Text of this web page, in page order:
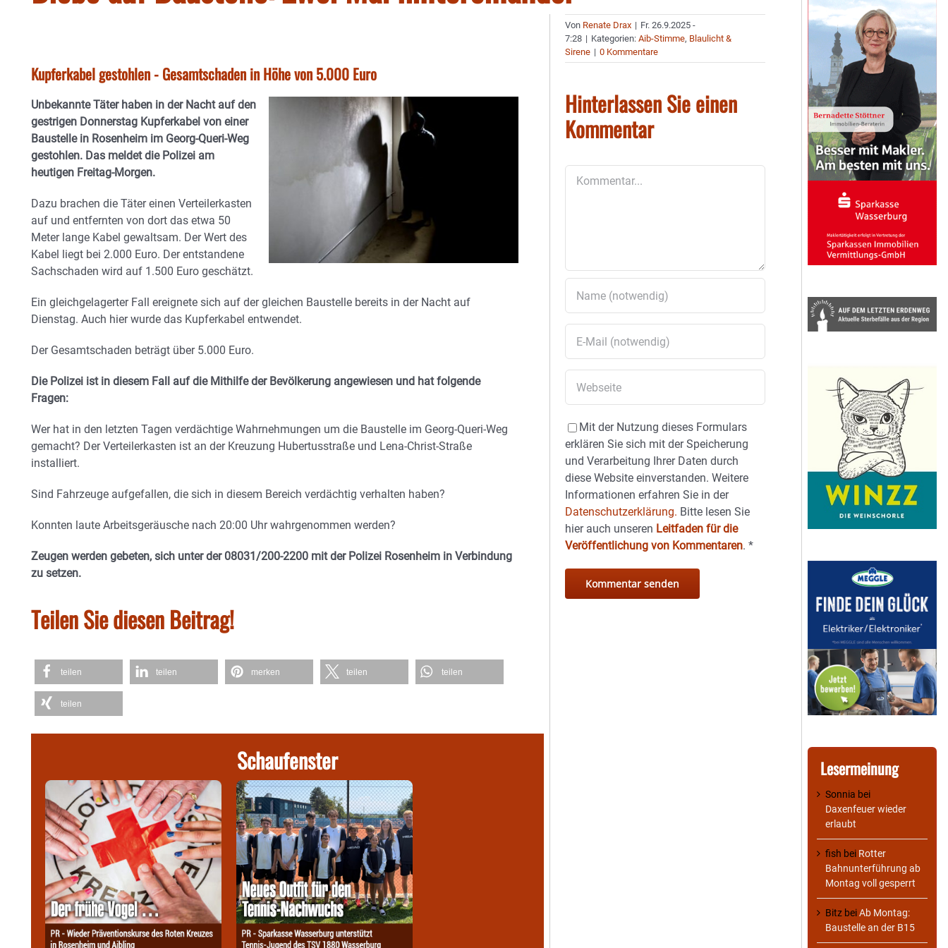
Kupferkabel gestohlen - Gesamtschaden in Höhe von 5.000 Euro
Unbekannte Täter haben in der Nacht auf den
gestrigen Donnerstag Kupferkabel von einer
Baustelle in Rosenheim im Georg-Queri-Weg
gestohlen. Das meldet die Polizei am
heutigen Freitag-Morgen.
Dazu brachen die Täter einen Verteilerkasten
auf und entfernten von dort das etwa 50
Meter lange Kabel gewaltsam. Der Wert des
Kabel liegt bei 2.000 Euro. Der entstandene
Sachschaden wird auf 1.500 Euro geschätzt.
Ein gleichgelagerter Fall ereignete sich auf der gleichen Baustelle bereits in der Nacht auf
Dienstag. Auch hier wurde das Kupferkabel entwendet.
Der Gesamtschaden beträgt über 5.000 Euro.
Die Polizei ist in diesem Fall auf die Mithilfe der Bevölkerung angewiesen und hat folgende
Fragen:
Wer hat in den letzten Tagen verdächtige Wahrnehmungen um die Baustelle im Georg-Queri-Weg
gemacht? Der Verteilerkasten ist an der Kreuzung Hubertusstraße und Lena-Christ-Straße
installiert.
Sind Fahrzeuge aufgefallen, die sich in diesem Bereich verdächtig verhalten haben?
Konnten laute Arbeitsgeräusche nach 20:00 Uhr wahrgenommen werden?
Zeugen werden gebeten, sich unter der 08031/200-2200 mit der Polizei Rosenheim in Verbindung
zu setzen.
Teilen Sie diesen Beitrag!
teilen teilen merken teilen teilen
teilen
Schaufenster
Von Renate Drax | Fr. 26.9.2025 -
7:28 | Kategorien:Aib-Stimme, Blaulicht &
Sirene | 0 Kommentare
Hinterlassen Sie einen
Kommentar
Mit der Nutzung dieses Formulars
erklären Sie sich mit der Speicherung
und Verarbeitung Ihrer Daten durch
diese Website einverstanden. Weitere
Informationen erfahren Sie in der
Datenschutzerklärung. Bitte lesen Sie
hier auch unseren Leitfaden für die
Veröffentlichung von Kommentaren.*
Lesermeinung
Sonnia bei
Daxenfeuer wieder
erlaubt
fish bei Rotter
Bahnunterführung ab
Montag voll gesperrt
Bitz beiAb Montag:
Baustelle an der B15